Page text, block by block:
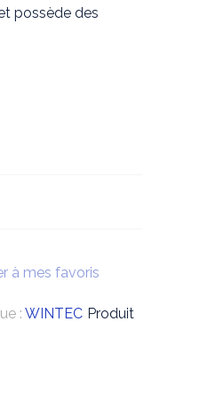
possède des
à mes favoris
: WINTEC Produit